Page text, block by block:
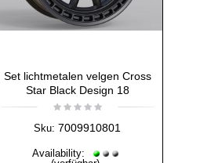
Set lichtmetalen velgen Cross
Star Black Design 18
Sku: 7009910801
Availability: